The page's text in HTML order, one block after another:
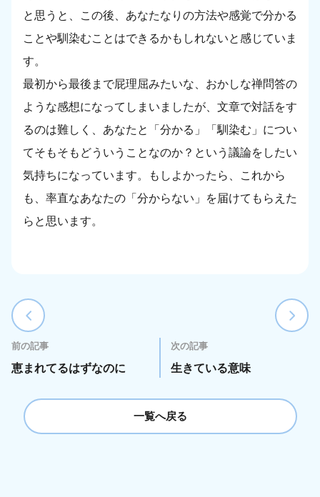
と思うと、この後、あなたなりの方法や感覚で分かる
ことや馴染むことはできるかもしれないと感じていま
す。
最初から最後まで屁理屈みたいな、おかしな禅問答の
ような感想になってしまいましたが、文章で対話をす
るのは難しく、あなたと「分かる」「馴染む」につい
てそもそもどういうことなのか？という議論をしたい
気持ちになっています。もしよかったら、これから
も、率直なあなたの「分からない」を届けてもらえた
らと思います。
前の記事
恵まれてるはずなのに
次の記事
生きている意味
一覧へ戻る